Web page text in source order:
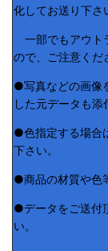
化してお送り下さ
一部でもアウト
ので、ご注意くだ
●写真などの画像
した元データも添
●色指定する場合
下さい。
●商品の材質や色
●データをご送付
い。